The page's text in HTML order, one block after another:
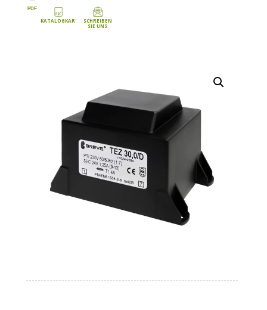
PDF
KATALOGKARTE
SCHREIBEN
SIE UNS